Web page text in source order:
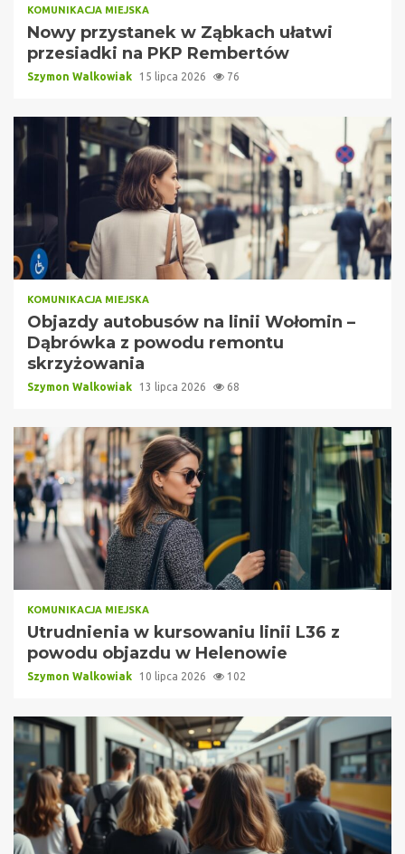
KOMUNIKACJA MIEJSKA
Nowy przystanek w Ząbkach ułatwi
przesiadki na PKP Rembertów
Szymon Walkowiak 15 lipca 2026 76
KOMUNIKACJA MIEJSKA
Objazdy autobusów na linii Wołomin –
Dąbrówka z powodu remontu
skrzyżowania
Szymon Walkowiak 13 lipca 2026 68
KOMUNIKACJA MIEJSKA
Utrudnienia w kursowaniu linii L36 z
powodu objazdu w Helenowie
Szymon Walkowiak 10 lipca 2026 102